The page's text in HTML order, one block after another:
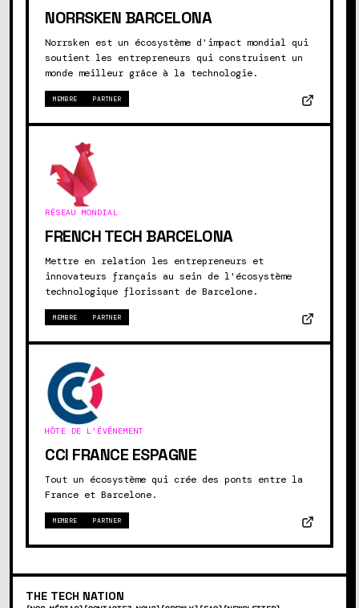
NORRSKEN BARCELONA
Norrsken est un écosystème d'impact mondial qui
soutient les entrepreneurs qui construisent un
monde meilleur grâce à la technologie.
MEMBRE PARTNER
RÉSEAU MONDIAL
FRENCH TECH BARCELONA
Mettre en relation les entrepreneurs et
innovateurs français au sein de l'écosystème
technologique florissant de Barcelone.
MEMBRE PARTNER
HÔTE DE L'ÉVÉNEMENT
CCI FRANCE ESPAGNE
Tout un écosystème qui crée des ponts entre la
France et Barcelone.
MEMBRE PARTNER
THE TECH NATION